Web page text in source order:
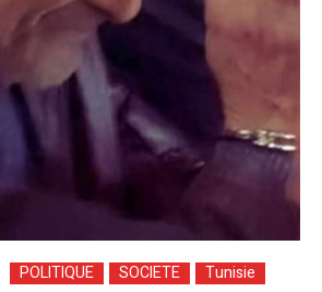
POLITIQUE SOCIETE Tunisie